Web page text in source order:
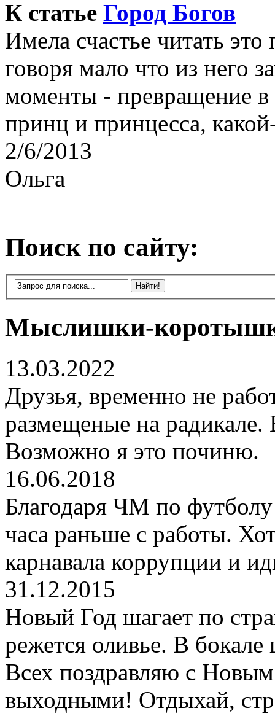
К статье Город Богов
Имела счастье читать
говоря мало что из него
моменты - превращение в
принц и принцесса,
2/6/2013
Ольга
Поиск по сайту:
Мыслишки-
13.03.2022
Друзья, временно не
размещеные на радикале.
Возможно я это починю.
16.06.2018
Благодаря ЧМ по футболу
часа раньше с работы.
карнавала коррупции и
31.12.2015
Новый Год шагает по
режется оливье. В
Всех поздравляю с
выходными! Отдыхай,